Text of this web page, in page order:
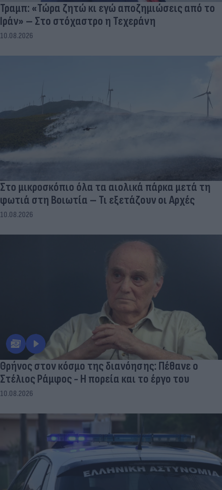
Τραμπ: «Τώρα ζητώ κι εγώ αποζημιώσεις από το
Ιράν» – Στο στόχαστρο η Τεχεράνη
10.08.2026
Στο μικροσκόπιο όλα τα αιολικά πάρκα μετά τη
φωτιά στη Βοιωτία – Τι εξετάζουν οι Αρχές
10.08.2026
Θρήνος στον κόσμο της διανόησης: Πέθανε ο
Στέλιος Ράμφος - Η πορεία και το έργο του
10.08.2026